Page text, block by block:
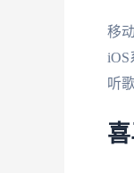
移
iOS
听